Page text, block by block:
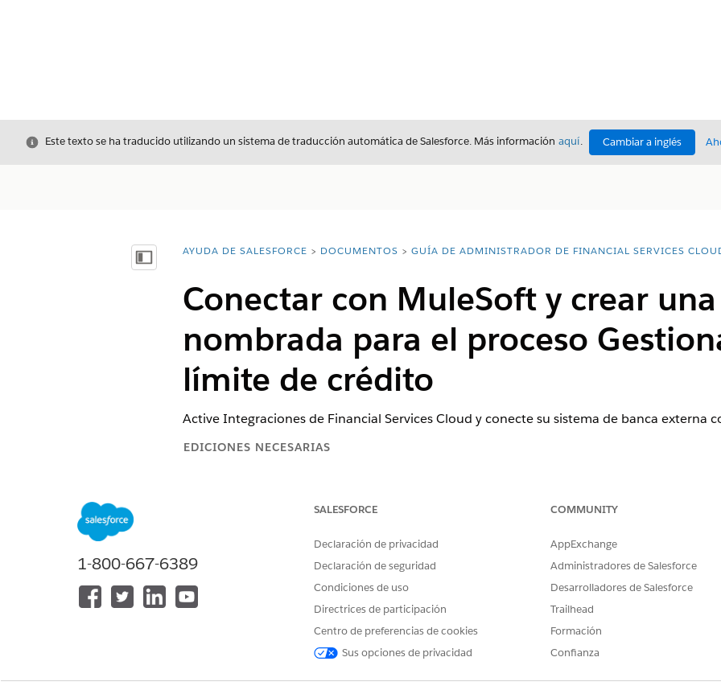
Cerrar
Este texto se ha traducido utilizando un sistema de traducción automática de Salesforce. Más información aquí. Cambiar a inglés
Mostrar índice de materias
Usted está aquí:
AYUDA DE SALESFORCE DOCUMENTOS GUÍA DE ADMINISTRADOR DE FINANCIAL SERVICES
Conectar con MuleSoft y crear
nombrada para el proceso
límite de crédito
Active Integraciones de Financial Services Cloud y conecte su sistema de banca externa
EDICIONES NECESARIAS
Disponible en: EdicionesProfesional donde Financial Services Cloud está
PERMISOS DE USUARIO NECESARIOS
Para activar Integración de MuleSoft: Personalizar aplicación
Antes de conectarse a MuleSoft y activar la integración, active el parámetro para
financieras en tiempo real desde su sistema de gestión de tarjetas externas. Cuando se
recupera la información de cuenta de Salesforce. Consulte
Activar información de cuenta
Empiece a trabajar con integraciones de Financial Servicesconectando Salesforce con sistemas de
1-800-667-6389
SALESFORCE
Declaración de privacidad
Declaración de seguridad
Condiciones de uso
Directrices de participación
Centro de preferencias de cookies
Sus opciones de privacidad
COMMUNITY
AppExchange
Administradores de Salesforce
Desarrolladores de Salesforce
Trailhead
Formación
Confianza